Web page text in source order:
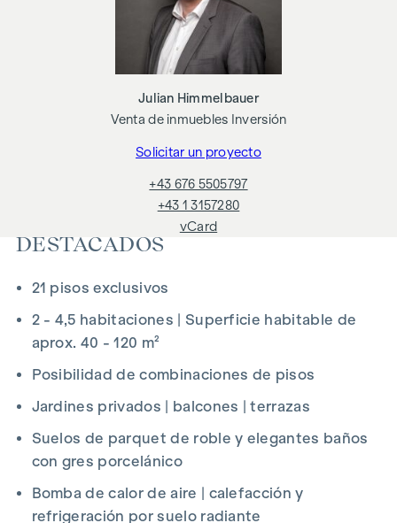
de compra más el 20 % de IVA, así como los gastos de caja y
Cabe señalar que existe una estrecha relación familiar o
Julian Himmelbauer
Venta de inmuebles Inversión
Solicitar un proyecto
+43 676 5505797
+43 1 3157280
vCard
DESTACADOS
21 pisos exclusivos
2 - 4,5 habitaciones | Superficie habitable de
aprox. 40 - 120 m²
Posibilidad de combinaciones de pisos
Jardines privados | balcones | terrazas
Suelos de parquet de roble y elegantes baños
con gres porcelánico
Bomba de calor de aire | calefacción y
refrigeración por suelo radiante